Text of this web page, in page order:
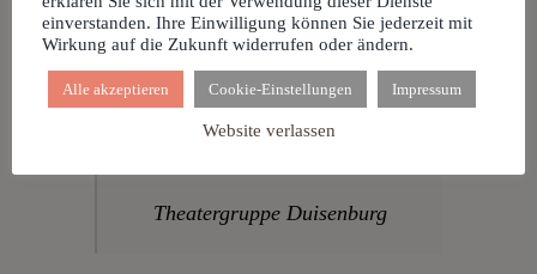
Dorfhaus Duisenburg-
Mosslingen
Theatergruppe Duisenburg
einverstanden. Ihre Einwilligung können Sie jederzeit mit
Wirkung auf die Zukunft widerrufen oder ändern.
Alle akzeptieren Cookie-Einstellungen Impressum
Website verlassen